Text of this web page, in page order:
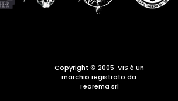
Copyright © 2005 VIS è un
marchio registrato da
Teorema srl